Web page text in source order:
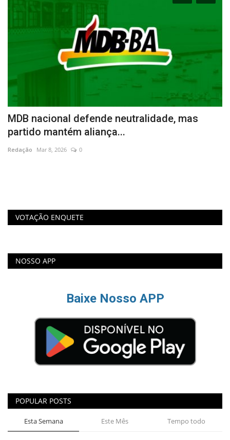
MDB nacional defende neutralidade, mas
partido mantém aliança...
Redação Mar 8, 2026 0
VOTAÇÃO ENQUETE
NOSSO APP
Baixe Nosso APP
POPULAR POSTS
Esta Semana Este Mês Tempo todo